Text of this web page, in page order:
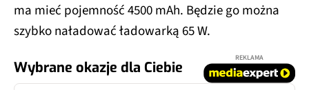
ma mieć pojemność 4500 mAh. Będzie go można
szybko naładować ładowarką 65 W.
Wybrane okazje dla Ciebie
REKLAMA